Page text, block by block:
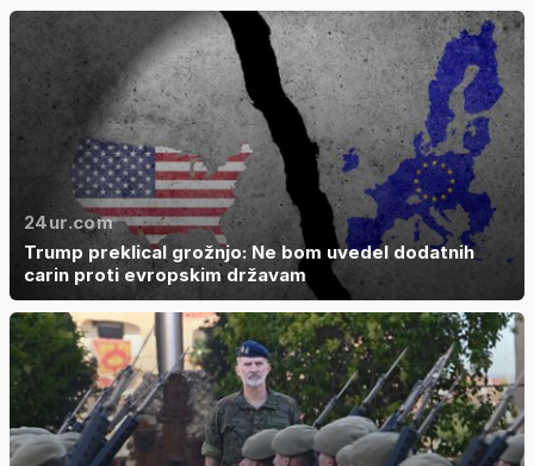
24ur.com
Trump preklical grožnjo: Ne bom uvedel dodatnih
carin proti evropskim državam